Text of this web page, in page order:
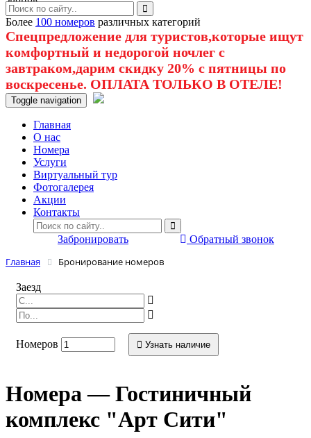
Более 100 номеров различных категорий
Спецпредложение для туристов,которые ищут
комфортный и недорогой ночлег с
завтраком,дарим скидку 20% с пятницы по
воскресенье. ОПЛАТА ТОЛЬКО В ОТЕЛЕ!
Toggle navigation
Главная
O нас
Номера
Услуги
Виртуальный тур
Фотогалерея
Акции
Контакты
Забронировать Обратный звонок
Главная Бронирование номеров
Заезд
Номеров Узнать наличие
Номера — Гостиничный
комплекс "Арт Сити"